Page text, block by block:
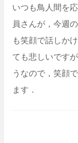
いつも鳥人間を
員さんが，今週
も笑顔で話しか
ても悲しいです
うなので，笑顔
ます．